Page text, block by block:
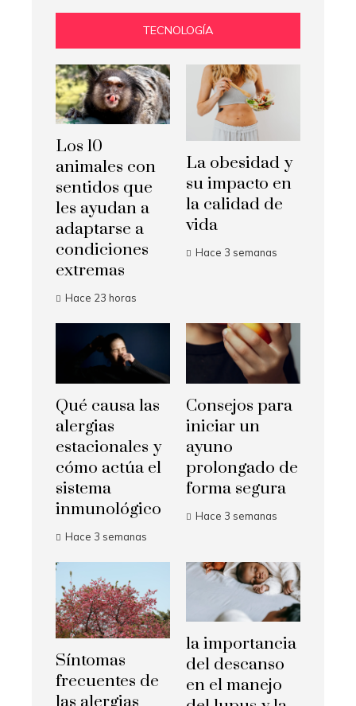
TECNOLOGÍA
Los 10
animales con
sentidos que
les ayudan a
adaptarse a
condiciones
extremas
Hace 23 horas
La obesidad y
su impacto en
la calidad de
vida
Hace 3 semanas
Qué causa las
alergias
estacionales y
cómo actúa el
sistema
inmunológico
Hace 3 semanas
Consejos para
iniciar un
ayuno
prolongado de
forma segura
Hace 3 semanas
Síntomas
frecuentes de
las alergias
la importancia
del descanso
en el manejo